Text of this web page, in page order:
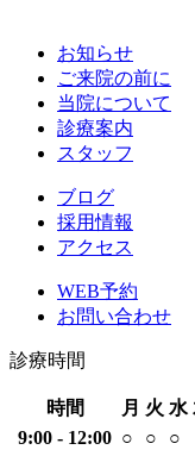
お知らせ
ご来院の前に
当院について
診療案内
スタッフ
ブログ
採用情報
アクセス
WEB予約
お問い合わせ
診療時間
時間 月 火 水
9:00 - 12:00 ○ ○ ○